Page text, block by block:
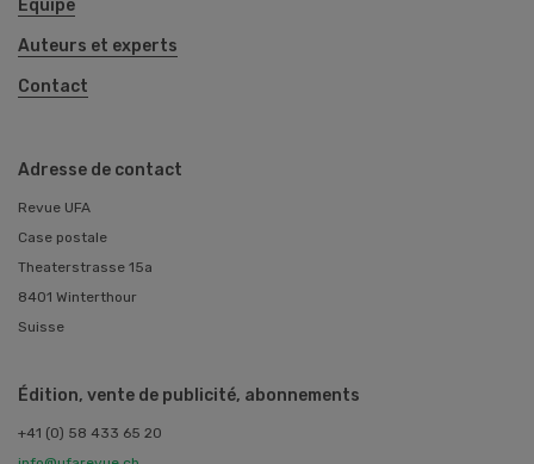
Équipe
Auteurs et experts
Contact
Adresse de contact
Revue UFA
Case postale
Theaterstrasse 15a
8401 Winterthour
Suisse
Édition, vente de publicité, abonnements
+41 (0) 58 433 65 20